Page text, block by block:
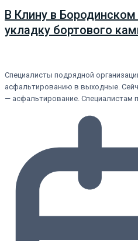
В Клину в
укладку бортового
Специалисты подрядной
асфальтированию в выходные.
— асфальтирование. Специалистам